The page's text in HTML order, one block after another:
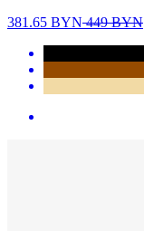
381.65 BYN449BYN